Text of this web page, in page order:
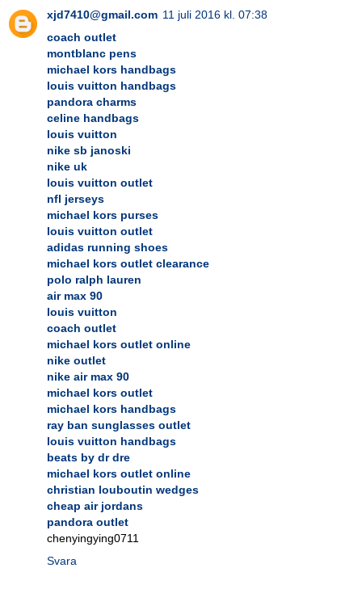
xjd7410@gmail.com 11 juli 2016 kl. 07:38
coach outlet
montblanc pens
michael kors handbags
louis vuitton handbags
pandora charms
celine handbags
louis vuitton
nike sb janoski
nike uk
louis vuitton outlet
nfl jerseys
michael kors purses
louis vuitton outlet
adidas running shoes
michael kors outlet clearance
polo ralph lauren
air max 90
louis vuitton
coach outlet
michael kors outlet online
nike outlet
nike air max 90
michael kors outlet
michael kors handbags
ray ban sunglasses outlet
louis vuitton handbags
beats by dr dre
michael kors outlet online
christian louboutin wedges
cheap air jordans
pandora outlet
chenyingying0711
Svara